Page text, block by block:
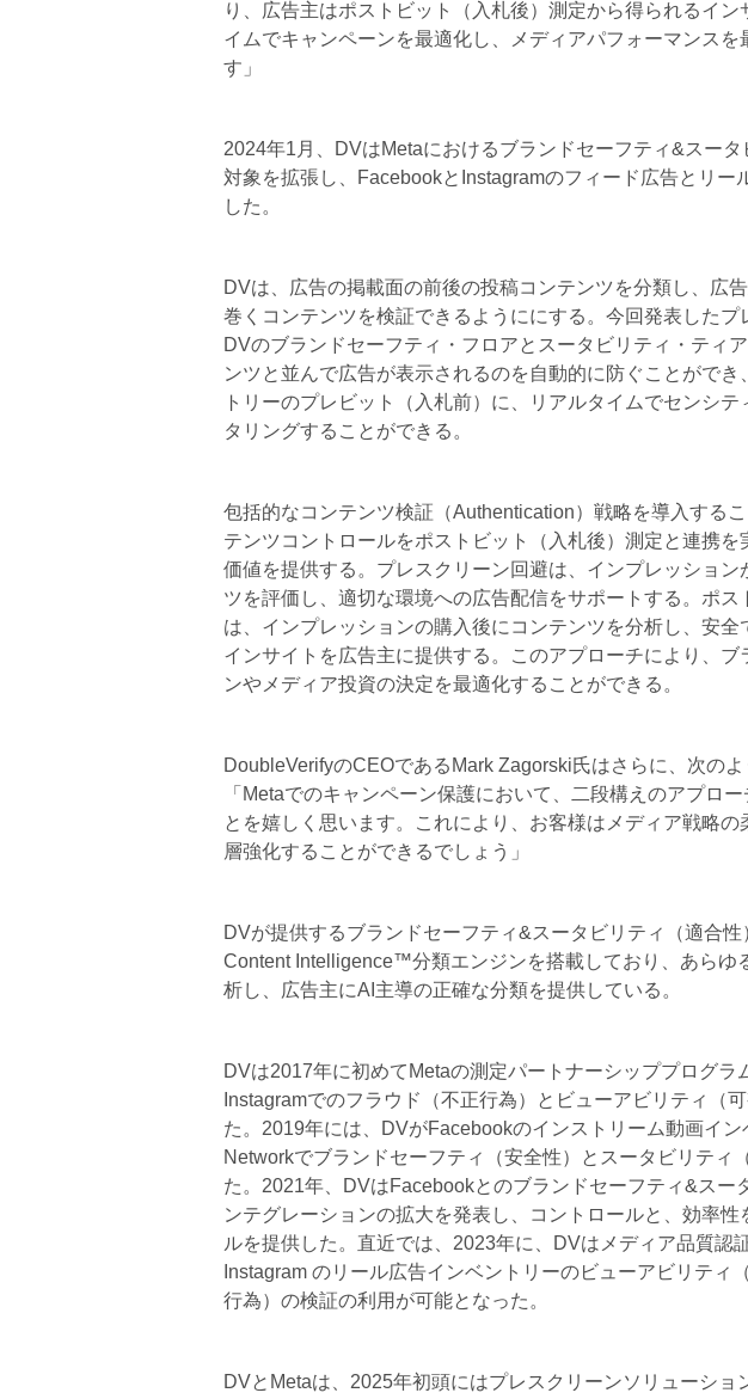
り、広告主はポストビット（入札後）測定から得られるイン
イムでキャンペーンを最適化し、メディアパフォーマンスを
す」
2024年1月、DVはMetaにおけるブランドセーフティ&スー
対象を拡張し、FacebookとInstagramのフィード広告とリー
した。
DVは、広告の掲載面の前後の投稿コンテンツを分類し、広
巻くコンテンツを検証できるようににする。今回発表したプ
DVのブランドセーフティ・フロアとスータビリティ・ティ
ンツと並んで広告が表示されるのを自動的に防ぐことがで
トリーのプレビット（入札前）に、リアルタイムでセンシ
タリングすることができる。
包括的なコンテンツ検証（Authentication）戦略を導入する
テンツコントロールをポストビット（入札後）測定と連携を
価値を提供する。プレスクリーン回避は、インプレッション
ツを評価し、適切な環境への広告配信をサポートする。ポス
は、インプレッションの購入後にコンテンツを分析し、安全
インサイトを広告主に提供する。このアプローチにより、ブ
ンやメディア投資の決定を最適化することができる。
DoubleVerifyのCEOであるMark Zagorski氏はさらに、次のよ
「Metaでのキャンペーン保護において、二段構えのアプロ
とを嬉しく思います。これにより、お客様はメディア戦略
層強化することができるでしょう」
DVが提供するブランドセーフティ&スータビリティ（適合性
Content Intelligence™分類エンジンを搭載しており、あらゆ
析し、広告主にAI主導の正確な分類を提供している。
DVは2017年に初めてMetaの測定パートナーシッププログラ
Instagramでのフラウド（不正行為）とビューアビリティ（
た。2019年には、DVがFacebookのインストリーム動画イ
Networkでブランドセーフティ（安全性）とスータビリティ
た。2021年、DVはFacebookとのブランドセーフティ&スー
ンテグレーションの拡大を発表し、コントロールと、効率
ルを提供した。直近では、2023年に、DVはメディア品質認
Instagram のリール広告インベントリーのビューアビリティ
行為）の検証の利用が可能となった。
DVとMetaは、2025年初頭にはプレスクリーンソリューショ